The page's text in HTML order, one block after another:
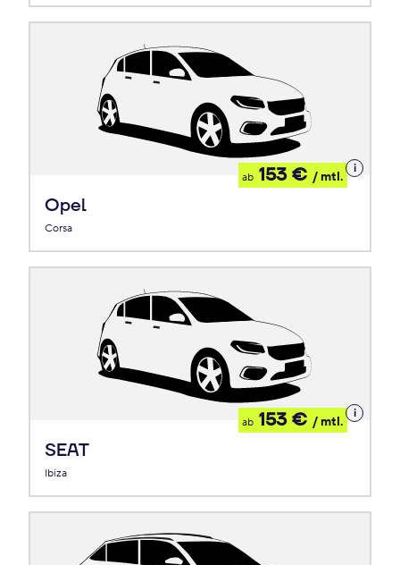
Opel
Corsa
ab 153 € / mtl.
Details
zum
SEAT
Ibiza
ab 153 € / mtl.
Details
zum